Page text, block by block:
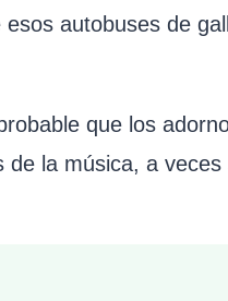
autobuses de
que los
la música, a